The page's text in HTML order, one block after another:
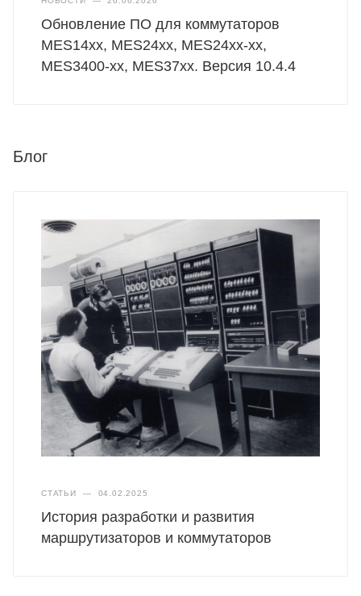
Обновление ПО для коммутаторов
MES14xx, MES24xx, MES24xx-xx,
MES3400-xx, MES37хх. Версия 10.4.4
Блог
СТАТЬИ — 04.02.2025
История разработки и развития
маршрутизаторов и коммутаторов